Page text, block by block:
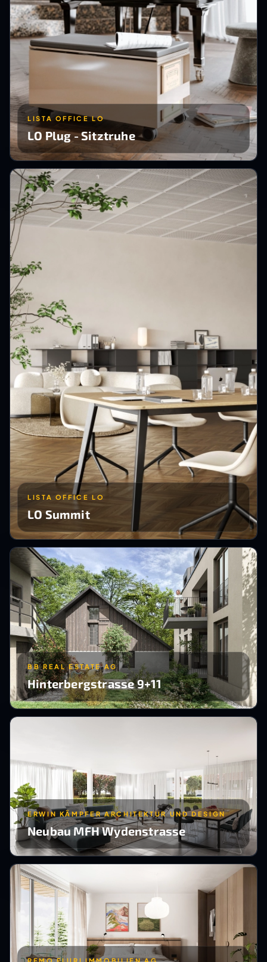
LISTA OFFICE LO
LO Plug - Sitztruhe
LISTA OFFICE LO
LO Summit
BB REAL ESTATE AG
Hinterbergstrasse 9+11
ERWIN KÄMPFER ARCHITEKTUR UND DESIGN
Neubau MFH Wydenstrasse